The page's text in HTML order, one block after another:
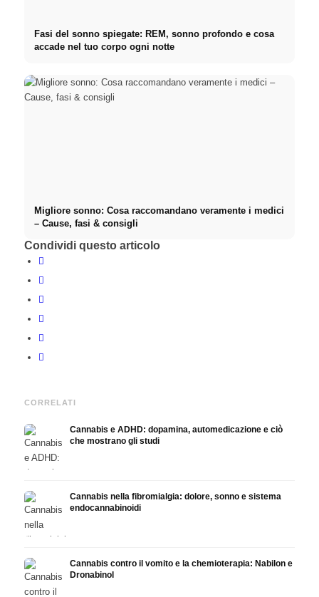
Fasi del sonno spiegate: REM, sonno profondo e cosa
accade nel tuo corpo ogni notte
Migliore sonno: Cosa raccomandano veramente i medici
– Cause, fasi & consigli
Condividi questo articolo
CORRELATI
Cannabis e ADHD: dopamina, automedicazione e ciò
che mostrano gli studi
Cannabis nella fibromialgia: dolore, sonno e sistema
endocannabinoidi
Cannabis contro il vomito e la chemioterapia: Nabilon e
Dronabinol